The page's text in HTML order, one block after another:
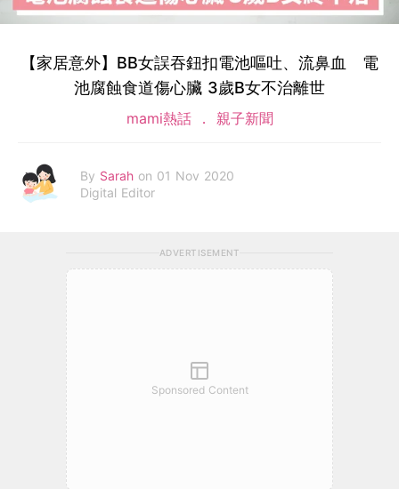
【家居意外】BB女誤吞鈕扣電池嘔吐、流鼻血 電
池腐蝕食道傷心臟 3歲B女不治離世
mami熱話 親子新聞
By Sarah on 01 Nov 2020
Digital Editor
ADVERTISEMENT
Sponsored Content